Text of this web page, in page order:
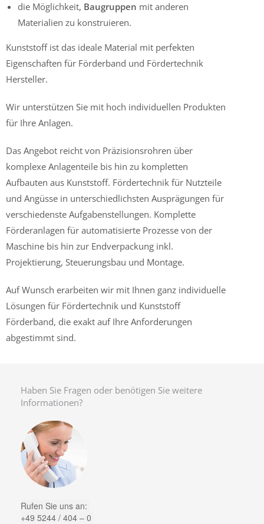
die Möglichkeit, Baugruppen mit anderen
Materialien zu konstruieren.
Kunststoff ist das ideale Material mit perfekten
Eigenschaften für Förderband und Fördertechnik
Hersteller.
Wir unterstützen Sie mit hoch individuellen Produkten
für Ihre Anlagen.
Das Angebot reicht von Präzisionsrohren über
komplexe Anlagenteile bis hin zu kompletten
Aufbauten aus Kunststoff. Fördertechnik für Nutzteile
und Angüsse in unterschiedlichsten Ausprägungen für
verschiedenste Aufgabenstellungen. Komplette
Förderanlagen für automatisierte Prozesse von der
Maschine bis hin zur Endverpackung inkl.
Projektierung, Steuerungsbau und Montage.
Auf Wunsch erarbeiten wir mit Ihnen ganz individuelle
Lösungen für Fördertechnik und Kunststoff
Förderband, die exakt auf Ihre Anforderungen
abgestimmt sind.
Haben Sie Fragen oder benötigen Sie weitere
Informationen?
Rufen Sie uns an:
+49 5244 / 404 – 0